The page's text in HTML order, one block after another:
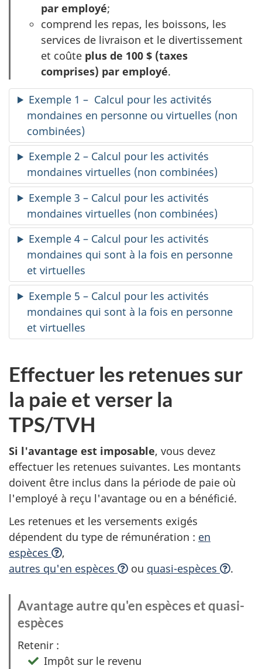
2
par employé;
comprend les repas, les boissons, les
services de livraison et le divertissement
et coûte plus de 100 $ (taxes
comprises) par employé.
Exemple 1 – Calcul pour les activités
mondaines en personne ou virtuelles (non
combinées)
Exemple 2 – Calcul pour les activités
mondaines virtuelles (non combinées)
Exemple 3 – Calcul pour les activités
mondaines virtuelles (non combinées)
Exemple 4 – Calcul pour les activités
mondaines qui sont à la fois en personne
et virtuelles
Exemple 5 – Calcul pour les activités
mondaines qui sont à la fois en personne
et virtuelles
Effectuer les retenues sur
la paie et verser la
TPS/TVH
Si l'avantage est imposable, vous devez
effectuer les retenues suivantes. Les montants
doivent être inclus dans la période de paie où
l'employé à reçu l'avantage ou en a bénéficié.
Les retenues et les versements exigés
dépendent du type de rémunération : en
espèces
,
autres qu'en espèces
ou quasi-espèces .
Avantage autre qu'en espèces et quasi-
espèces
p
Retenir :
Impôt sur le revenu